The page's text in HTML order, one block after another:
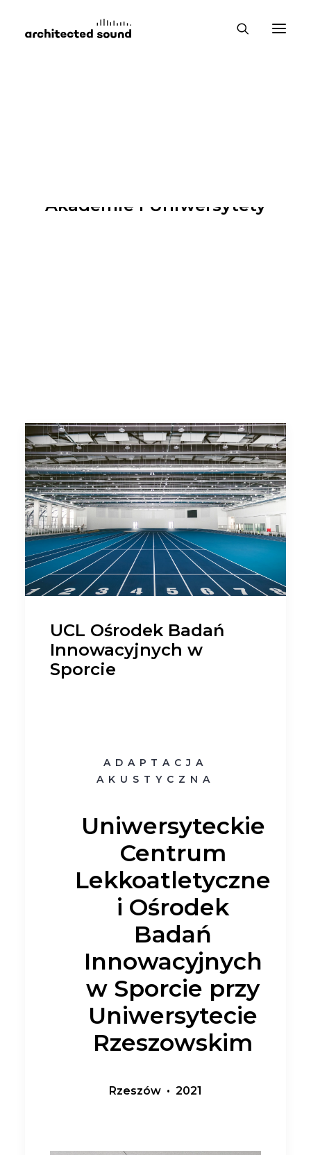
Akademie i Uniwersytety
UCL Ośrodek Badań
Innowacyjnych w
Sporcie
ADAPTACJA
AKUSTYCZNA
Uniwersyteckie
Centrum
Lekkoatletyczne
i Ośrodek
Badań
Innowacyjnych
w Sporcie przy
Uniwersytecie
Rzeszowskim
Rzeszów • 2021